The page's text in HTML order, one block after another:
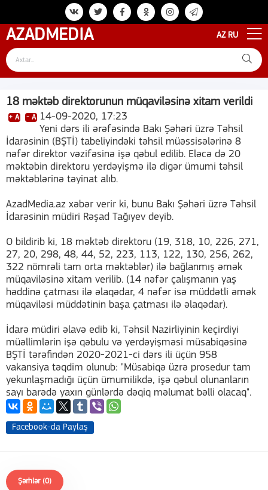
AZADMEDIA AZ RU
18 məktəb direktorunun müqaviləsinə xitam verildi
+ A - A
14-09-2020, 17:23
Yeni dərs ili ərəfəsində Bakı Şəhəri üzrə Təhsil
İdarəsinin (BŞTİ) tabeliyindəki təhsil müəssisələrinə 8
nəfər direktor vəzifəsinə işə qəbul edilib. Eləcə də 20
məktəbin direktoru yerdəyişmə ilə digər ümumi təhsil
məktəblərinə təyinat alıb.
AzadMedia.az xəbər verir ki, bunu Bakı Şəhəri üzrə Təhsil
İdarəsinin müdiri Rəşad Tağıyev deyib.
O bildirib ki, 18 məktəb direktoru (19, 318, 10, 226, 271,
27, 20, 298, 48, 44, 52, 223, 113, 122, 130, 256, 262,
322 nömrəli tam orta məktəblər) ilə bağlanmış əmək
müqaviləsinə xitam verilib. (14 nəfər çalışmanın yaş
həddinə çatması ilə əlaqədar, 4 nəfər isə müddətli əmək
müqaviləsi müddətinin başa çatması ilə əlaqədar).
İdarə müdiri əlavə edib ki, Təhsil Nazirliyinin keçirdiyi
müəllimlərin işə qəbulu və yerdəyişməsi müsabiqəsinə
BŞTİ tərəfindən 2020-2021-ci dərs ili üçün 958
vakansiya təqdim olunub: "Müsabiqə üzrə prosedur tam
yekunlaşmadığı üçün ümumilikdə, işə qəbul olunanların
sayı barədə yaxın günlərdə dəqiq məlumat bəlli olacaq".
Facebook-da Paylaş
Şərhlər (0)